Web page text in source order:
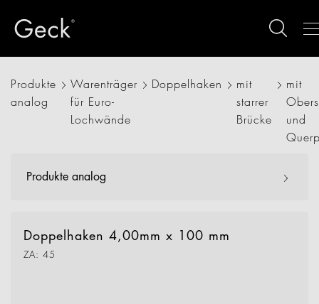
Produkte
analog
Warenträger
für Euro-
Lochwände
Doppelhaken
mit
starrer
Brücke
mit
und
Produkte analog
Doppelhaken 4,00mm x 100 mm
ZA: 45